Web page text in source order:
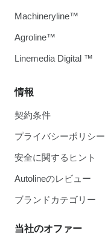
情報
契約条件
プライバシーポリシー
安全に関するヒント
Autolineのレビュー
ブランドカテゴリー
当社のオファー
Machineryline™
Agroline™
Linemedia Digital ™